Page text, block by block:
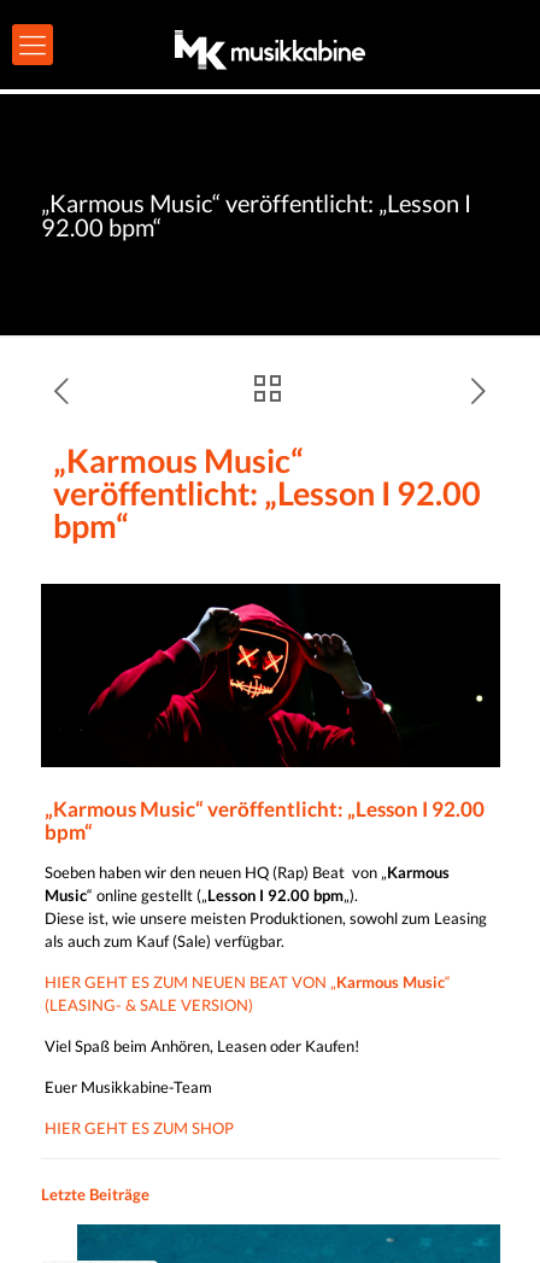
„Karmous Music“ veröffentlicht: „Lesson I
92.00 bpm“
„Karmous Music“
veröffentlicht: „Lesson I 92.00
bpm“
„Karmous Music“ veröffentlicht: „Lesson I 92.00
bpm“
Soeben haben wir den neuen HQ (Rap) Beat von „Karmous
Music“ online gestellt („Lesson I 92.00 bpm„).
Diese ist, wie unsere meisten Produktionen, sowohl zum Leasing
als auch zum Kauf (Sale) verfügbar.
HIER GEHT ES ZUM NEUEN BEAT VON „Karmous Music“
(LEASING- & SALE VERSION)
Viel Spaß beim Anhören, Leasen oder Kaufen!
Euer Musikkabine-Team
HIER GEHT ES ZUM SHOP
Letzte Beiträge